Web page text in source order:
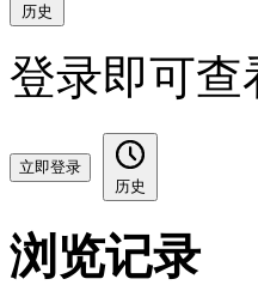
历史
登录即可查
立即登录
历史
浏览记录